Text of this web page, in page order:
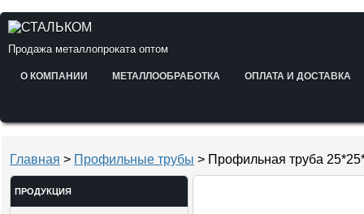
Продажа металлопроката оптом
О КОМПАНИИ МЕТАЛЛООБРАБОТКА ОПЛАТА И ДОСТАВКА
Главная > Профильные трубы > Профильная труба
ПРОДУКЦИЯ